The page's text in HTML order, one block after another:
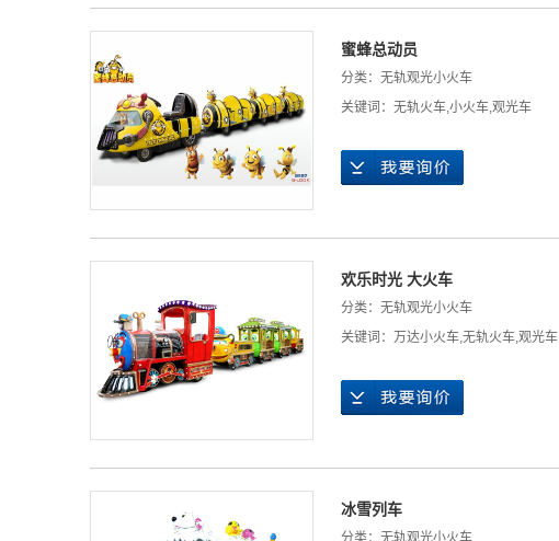
蜜蜂总动员
分类： 无轨观光小火车
关键词： 无轨火车,小火车,观光车
欢乐时光 大火车
分类： 无轨观光小火车
关键词： 万达小火车,无轨火车,观光车
冰雪列车
分类： 无轨观光小火车